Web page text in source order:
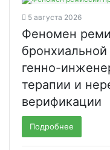
5 августа 2026
Феномен
генно-
терапии и
верификации
Подробнее